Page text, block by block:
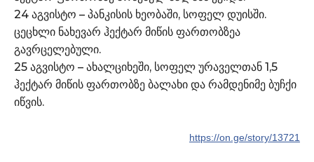
24 აგვისტო – პანკისის ხეობაში, სოფელ დუისში.
ცეცხლი ნახევარ ჰექტარ მიწის ფართობზეა
გავრცელებული.
25 აგვისტო – ახალციხეში, სოფელ ურაველთან 1,5
ჰექტარ მიწის ფართობზე ბალახი და რამდენიმე ბუჩქი
იწვის.
https://on.ge/story/13721